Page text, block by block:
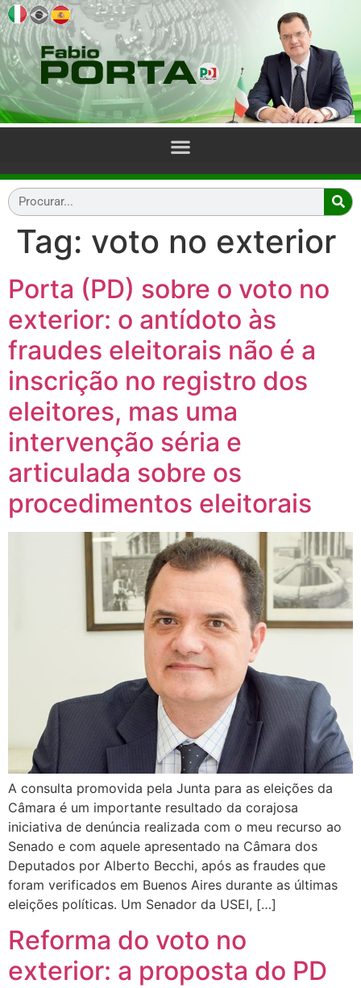
Tag: voto no exterior
Porta (PD) sobre o voto no
exterior: o antídoto às
fraudes eleitorais não é a
inscrição no registro dos
eleitores, mas uma
intervenção séria e
articulada sobre os
procedimentos eleitorais
A consulta promovida pela Junta para as eleições da
Câmara é um importante resultado da corajosa
iniciativa de denúncia realizada com o meu recurso ao
Senado e com aquele apresentado na Câmara dos
Deputados por Alberto Becchi, após as fraudes que
foram verificados em Buenos Aires durante as últimas
eleições políticas. Um Senador da USEI, […]
Reforma do voto no
exterior: a proposta do PD